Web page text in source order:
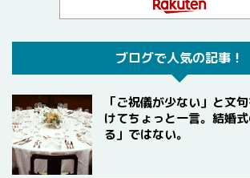
ブログで人気の記事！
「ご祝儀が少ない」と文
けてちょっと一言。結婚
る」ではない。